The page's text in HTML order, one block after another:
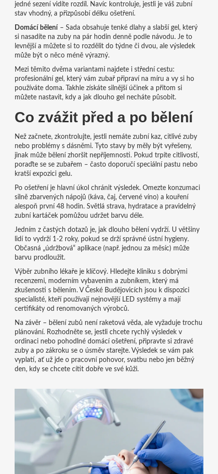
jedné sezení vidíte rozdíl. Navíc kontroluje, jestli je váš zubní
stav vhodný, a přizpůsobí délku ošetření.
Domácí bělení – Sada obsahuje tenké dlahy a slabší gel, který
si nasadíte na zuby na pár hodin denně podle návodu. Je to
levnější a můžete si to rozdělit do týdne či dvou, ale výsledek
může být o něco méně výrazný.
Mezi těmito dvěma variantami najdete i střední cestu:
profesionální gel, který vám zubař připraví na míru a vy si ho
používáte doma. Takhle získáte silnější účinek a přitom si
můžete nastavit, kdy a jak dlouho gel necháte působit.
Co zvážit před a po bělení
Než začnete, zkontrolujte, jestli nemáte zubní kaz, citlivé zuby
nebo problémy s dásněmi. Tyto stavy by měly být vyřešeny,
jinak může bělení zhoršit nepříjemnosti. Pokud trpíte citlivostí,
poraďte se se zubařem – často doporučí speciální pastu nebo
kratší expozici gelu.
Po ošetření je hlavní úkol chránit výsledek. Omezte konzumaci
silně zbarvených nápojů (káva, čaj, červené víno) a kouření
alespoň první 48 hodin. Světlá strava, hydratace a pravidelný
zubní kartáček pomůžou udržet barvu déle.
Jedním z častých dotazů je, jak dlouho bělení vydrží. U většiny
lidí to vydrží 1‑2 roky, pokud se drží správné ústní hygieny.
Občasná „údržbová“ aplikace (např. jednou za měsíc) může
barvu prodloužit.
Výběr zubního lékaře je klíčový. Hledejte kliniku s dobrými
recenzemi, moderním vybavením a zubníkem, který má
zkušenosti s bělením. V České Budějovicích jsou k dispozici
specialisté, kteří používají nejnovější LED systémy a mají
certifikáty od renomovaných výrobců.
Na závěr – bělení zubů není raketová věda, ale vyžaduje trochu
plánování. Rozhodněte se, jestli chcete rychlý výsledek v
ordinaci nebo pohodlné domácí ošetření, připravte si zdravé
zuby a po zákroku se o úsměv starejte. Výsledek se vám pak
vyplatí, ať už jde o pracovní pohovor, svatbu nebo jen běžný
den, kdy se chcete cítit dobře ve své kůži.